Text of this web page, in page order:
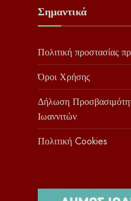
Σημαντικά
Πολιτική προστασίας
Όροι Χρήσης
Δήλωση
Ιωαννιτών
Πολιτική Cookies